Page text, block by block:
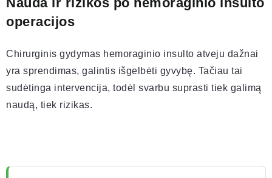
operacijos
Chirurginis gydymas hemoraginio insulto atveju dažnai
yra sprendimas, galintis išgelbėti gyvybę. Tačiau tai
sudėtinga intervencija, todėl svarbu suprasti tiek galimą
naudą, tiek rizikas.